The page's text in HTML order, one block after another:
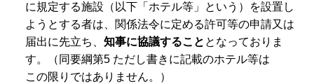
に規定する施設（以下「ホテル等」という）を設置し
ようとする者は、関係法令に定める許可等の申請又は
届出に先立ち、 知事に協議すること となっておりま
す。（同要綱第5 ただし書きに記載のホテル等は
この限りではありません。）